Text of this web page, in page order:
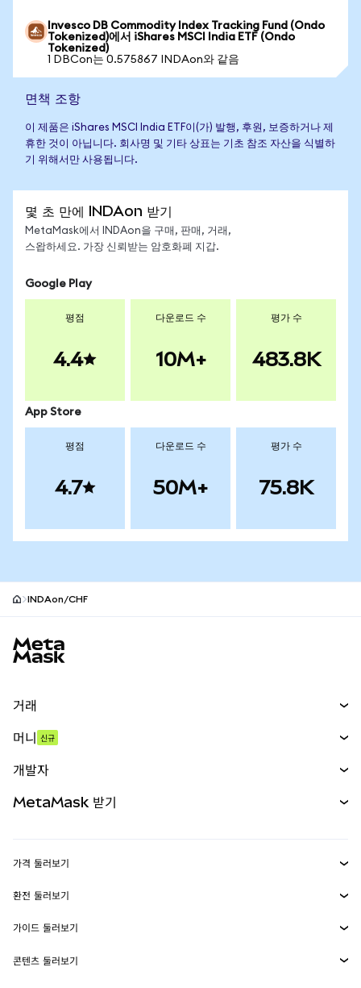
Invesco DB Commodity Index Tracking Fund (Ondo
Tokenized)에서 iShares MSCI India ETF (Ondo
Tokenized)
1 DBCon는 0.575867 INDAon와 같음
면책 조항
이 제품은 iShares MSCI India ETF이(가) 발행, 후원, 보증하거나 제
휴한 것이 아닙니다. 회사명 및 기타 상표는 기초 참조 자산을 식별하
기 위해서만 사용됩니다.
몇 초 만에 INDAon 받기
MetaMask에서 INDAon을 구매, 판매, 거래,
스왑하세요. 가장 신뢰받는 암호화폐 지갑.
Google Play
평점
4.4
다운로드 수
10M+
평가 수
483.8K
App Store
평점
4.7
다운로드 수
50M+
평가 수
75.8K
INDAon/CHF
거래
무기한 선물
실물자산
머니 신규
개발자
MetaMask Connect
Snaps
웹3 서비스
MetaMask 받기
보안
고객 지원
가격 둘러보기
이더리움 가격
솔라나 가격
환전 둘러보기
ETH를 USD로 환전
USDT를 INR로 환전
가이드 둘러보기
ETH 매수
콘텐츠 둘러보기